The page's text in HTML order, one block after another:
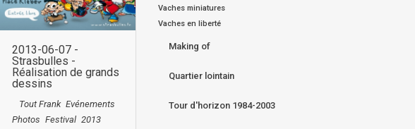
2013-06-07 -
Strasbulles -
Réalisation de grands
dessins
Tout Frank Evénements
Photos Festival 2013
Vaches miniatures
Vaches en liberté
Making of
Quartier lointain
Tour d'horizon 1984-2003